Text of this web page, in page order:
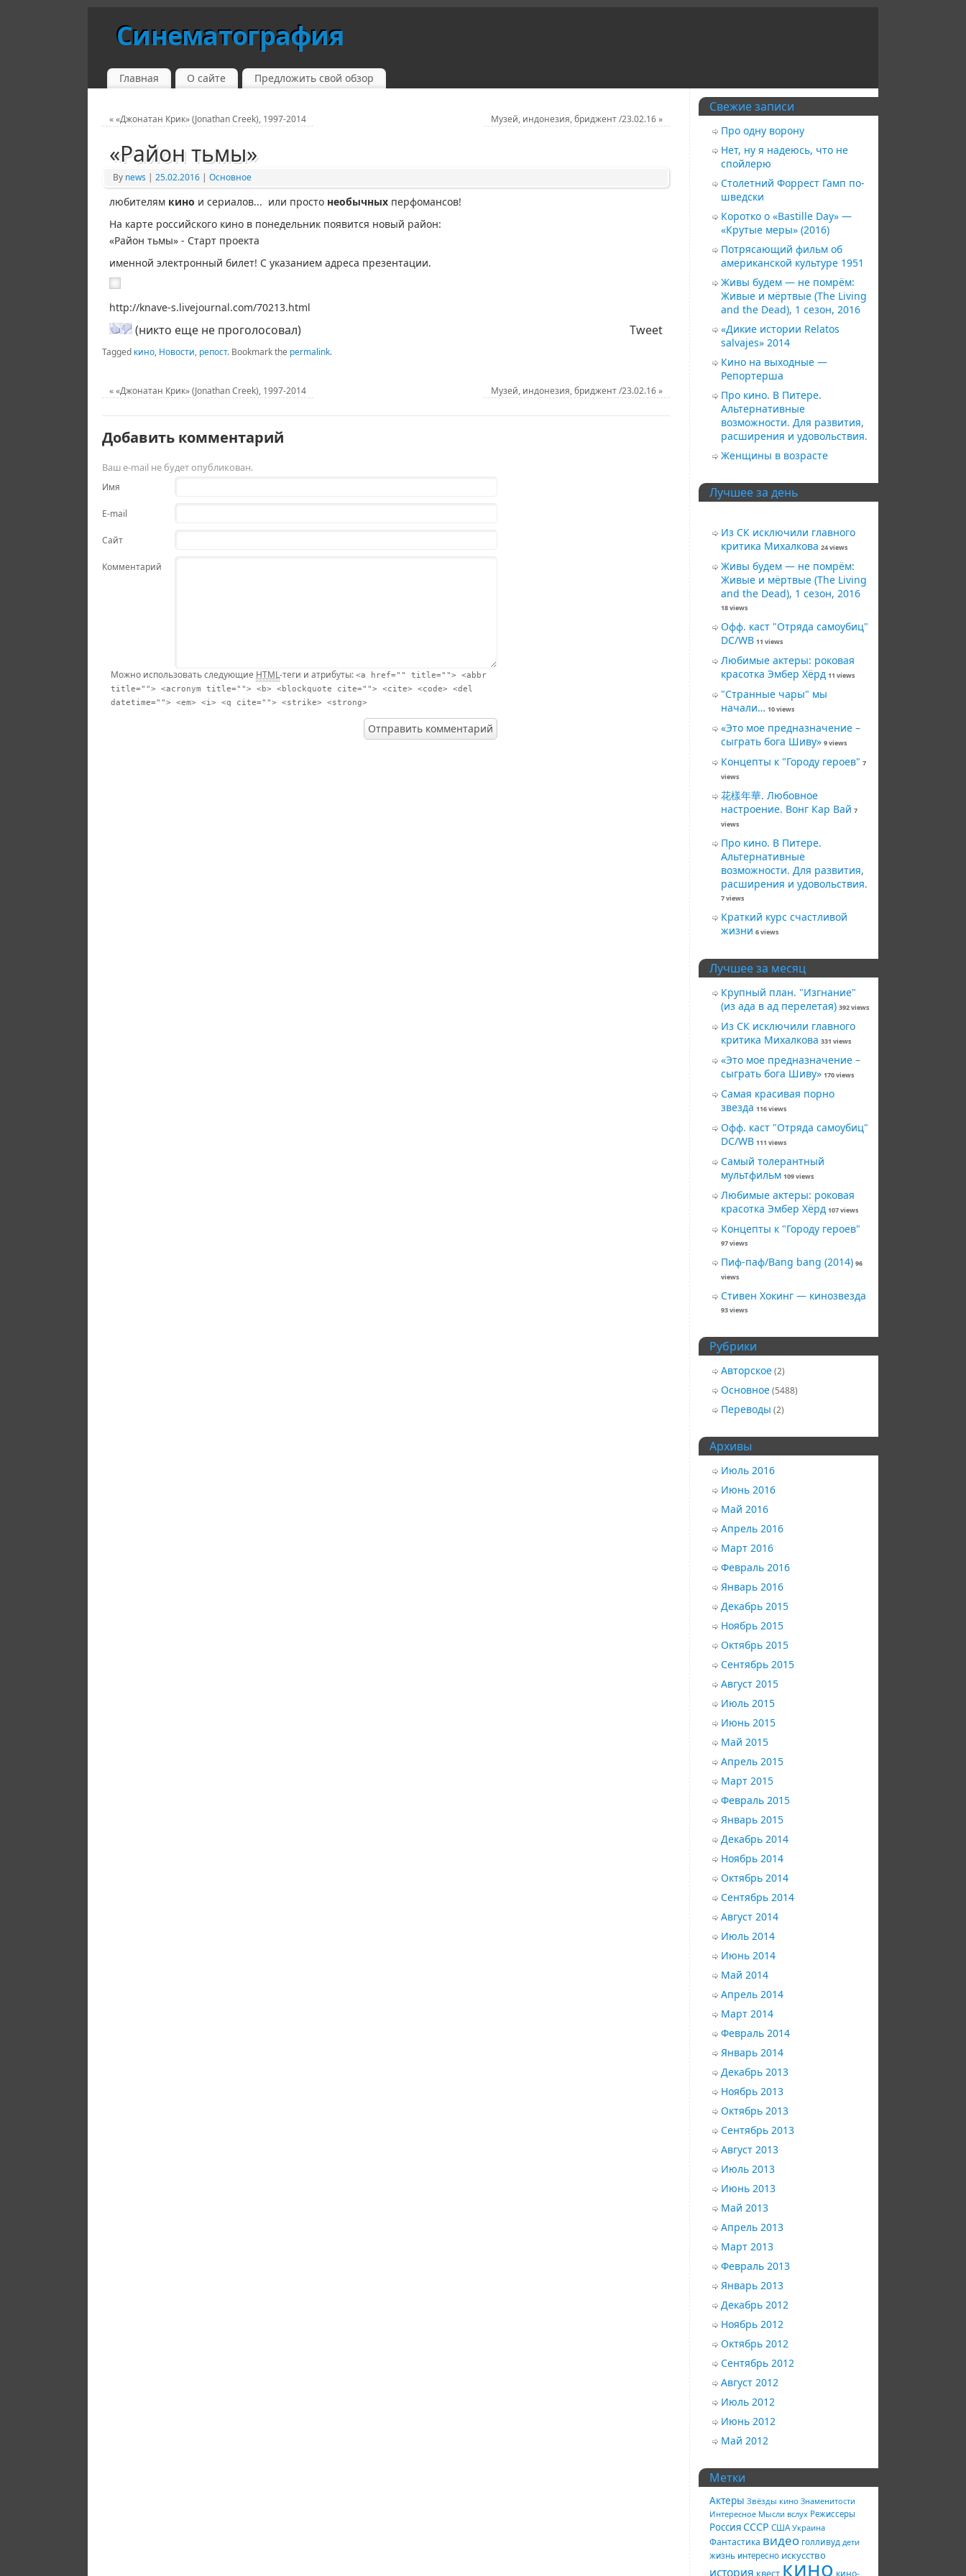
Синематография
Главная О сайте Предложить свой обзор
««Джонатан Крик» (Jonathan Creek), 1997-2014 Музей, индонезия, бриджент /23.02.16»
«Район тьмы»
By news | 25.02.2016 | Основное
любителям кино и сериалов... или просто необычных перфомансов!
На карте российского кино в понедельник появится новый район:
«Район тьмы» - Старт проекта
именной электронный билет! С указанием адреса презентации.
http://knave-s.livejournal.com/70213.html
Tweet
(никто еще не проголосовал)
Tagged кино, Новости, репост. Bookmark the permalink.
««Джонатан Крик» (Jonathan Creek), 1997-2014 Музей, индонезия, бриджент /23.02.16»
Добавить комментарий
Ваш e-mail не будет опубликован.
Имя
E-mail
Сайт
Комментарий
Можно использовать следующие HTML-теги и атрибуты: <a href="" title=""> <abbr
title=""> <acronym title=""> <b> <blockquote cite=""> <cite> <code> <del
datetime=""> <em> <i> <q cite=""> <strike> <strong>
Свежие записи
Про одну ворону
Нет, ну я надеюсь, что не
спойлерю
Столетний Форрест Гамп по-
шведски
Коротко о «Bastille Day» —
«Крутые меры» (2016)
Потрясающий фильм об
американской культуре 1951
Живы будем — не помрём:
Живые и мёртвые (The Living
and the Dead), 1 сезон, 2016
«Дикие истории Relatos
salvajes» 2014
Кино на выходные —
Репортерша
Про кино. В Питере.
Альтернативные
возможности. Для развития,
расширения и удовольствия.
Женщины в возрасте
Лучшее за день
Из СК исключили главного
критика Михалкова 24 views
Живы будем — не помрём:
Живые и мёртвые (The Living
and the Dead), 1 сезон, 2016
18 views
Офф. каст "Отряда самоубиц"
DC/WB 11 views
Любимые актеры: роковая
красотка Эмбер Хёрд 11 views
"Странные чары" мы
начали… 10 views
«Это мое предназначение –
сыграть бога Шиву» 9 views
Концепты к "Городу героев" 7
views
花樣年華. Любовное
настроение. Вонг Кар Вай 7
views
Про кино. В Питере.
Альтернативные
возможности. Для развития,
расширения и удовольствия.
7 views
Краткий курс счастливой
жизни 6 views
Лучшее за месяц
Крупный план. "Изгнание"
(из ада в ад перелетая) 392 views
Из СК исключили главного
критика Михалкова 331 views
«Это мое предназначение –
сыграть бога Шиву» 170 views
Самая красивая порно
звезда 116 views
Офф. каст "Отряда самоубиц"
DC/WB 111 views
Самый толерантный
мультфильм 109 views
Любимые актеры: роковая
красотка Эмбер Хёрд 107 views
Концепты к "Городу героев"
97 views
Пиф-паф/Bang bang (2014) 96
views
Стивен Хокинг — кинозвезда
93 views
Рубрики
Авторское(2)
Основное(5488)
Переводы (2)
Архивы
Июль 2016
Июнь 2016
Май 2016
Апрель 2016
Март 2016
Февраль 2016
Январь 2016
Декабрь 2015
Ноябрь 2015
Октябрь 2015
Сентябрь 2015
Август 2015
Июль 2015
Июнь 2015
Май 2015
Апрель 2015
Март 2015
Февраль 2015
Январь 2015
Декабрь 2014
Ноябрь 2014
Октябрь 2014
Сентябрь 2014
Август 2014
Июль 2014
Июнь 2014
Май 2014
Апрель 2014
Март 2014
Февраль 2014
Январь 2014
Декабрь 2013
Ноябрь 2013
Октябрь 2013
Сентябрь 2013
Август 2013
Июль 2013
Июнь 2013
Май 2013
Апрель 2013
Март 2013
Февраль 2013
Январь 2013
Декабрь 2012
Ноябрь 2012
Октябрь 2012
Сентябрь 2012
Август 2012
Июль 2012
Июнь 2012
Май 2012
Метки
Актеры Звёзды кино Знаменитости
Интересное Мысли вслух Режиссеры
Россия СССР США Украина
Фантастика видео голливуд дети
жизнь интересно искусство
история квесткино кино-